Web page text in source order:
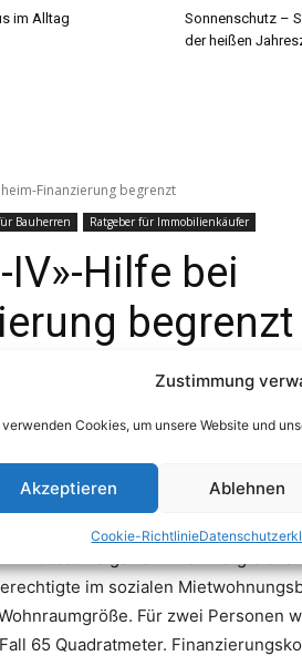
Zustimmung
verwenden Cookies, um unsere Website und
Akzeptieren Ablehnen
Cookie-Richtlinie
im Alltag
Sonnenschutz –
der heißen